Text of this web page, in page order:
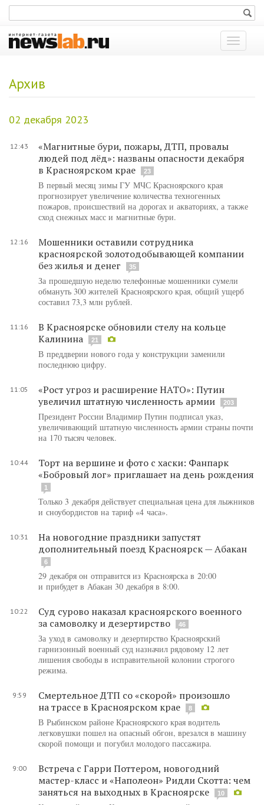
Показать
меню
Архив
02 декабря 2023
12:43
«Магнитные бури, пожары, ДТП, провалы
людей под лёд»: названы опасности декабря
в Красноярском крае
23
В первый месяц зимы ГУ МЧС Красноярского края
прогнозирует увеличение количества техногенных
пожаров, происшествий на дорогах и акваториях, а также
сход снежных масс и магнитные бури.
12:16
Мошенники оставили сотрудника
красноярской золотодобывающей компании
без жилья и денег
35
За прошедшую неделю телефонные мошенники сумели
обмануть 300 жителей Красноярского края, общий ущерб
составил 73,3 млн рублей.
11:16
В Красноярске обновили стелу на кольце
Калинина
21
В преддверии нового года у конструкции заменили
последнюю цифру.
11:05
«Рост угроз и расширение НАТО»: Путин
увеличил штатную численность армии
203
Президент России Владимир Путин подписал указ,
увеличивающий штатную численность армии страны почти
на 170 тысяч человек.
10:44
Торт на вершине и фото с хаски: Фанпарк
«Бобровый лог» приглашает на день рождения
1
Только 3 декабря действует специальная цена для лыжников
и сноубордистов на тариф «4 часа».
10:31
На новогодние праздники запустят
дополнительный поезд Красноярск — Абакан
6
29 декабря он отправится из Красноярска в 20:00
и прибудет в Абакан 30 декабря в 8:00.
10:22
Суд сурово наказал красноярского военного
за самоволку и дезертирство
46
За уход в самоволку и дезертирство Красноярский
гарнизонный военный суд назначил рядовому 12 лет
лишения свободы в исправительной колонии строгого
режима.
9:59
Смертельное ДТП со «скорой» произошло
на трассе в Красноярском крае
8
В Рыбинском районе Красноярского края водитель
легковушки пошел на опасный обгон, врезался в машину
скорой помощи и погубил молодого пассажира.
9:00
Встреча с Гарри Поттером, новогодний
мастер-класс и «Наполеон» Ридли Скотта: чем
заняться на выходных в Красноярске
10